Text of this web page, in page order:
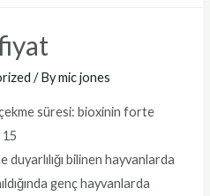
/ Bymic jones
süresi: bioxinin forte
bilinen hayvanlarda
genç hayvanlarda